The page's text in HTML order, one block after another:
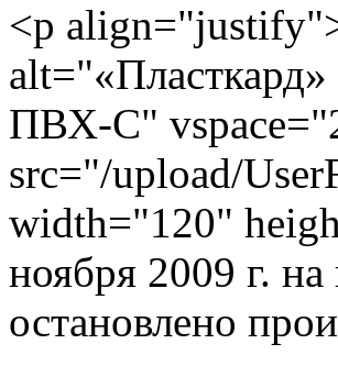
<p
alt="«Пласткард»
ПВХ-С"
src="/upload/
width="120"
ноября 2009 г.
остановлено